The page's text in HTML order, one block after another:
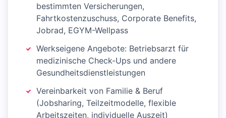
bestimmten Versicherungen,
Fahrtkostenzuschuss, Corporate Benefits,
Jobrad, EGYM-Wellpass
Werkseigene Angebote: Betriebsarzt für
medizinische Check-Ups und andere
Gesundheitsdienstleistungen
Vereinbarkeit von Familie & Beruf
(Jobsharing, Teilzeitmodelle, flexible
Arbeitszeiten, individuelle Auszeit)